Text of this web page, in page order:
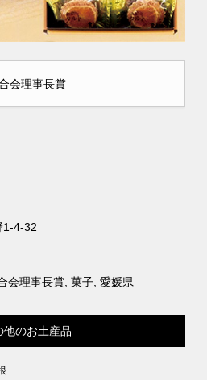
会理事長賞
1-4-32
会理事長賞,菓子,愛媛県
他のお土産品